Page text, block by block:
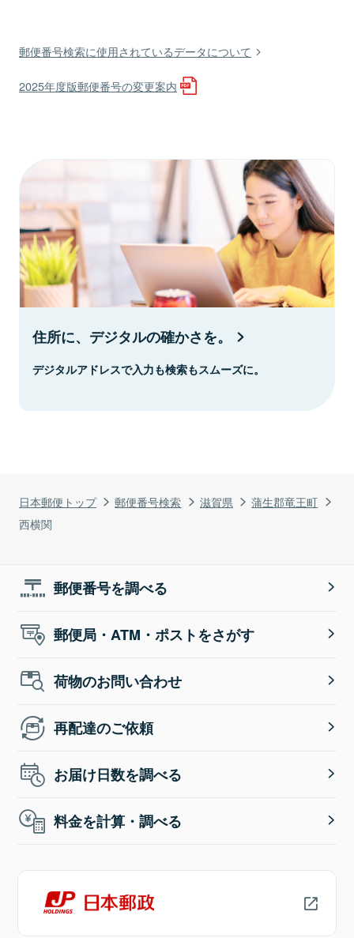
日本郵便トップ 郵便番号検索 滋賀県
蒲生郡竜王町
西横関
郵便番号検索に使用されているデータについて
2025年度版郵便番号の変更案内
住所に、デジタルの確かさを。
デジタルアドレスで入力も検索もスムーズに。
郵便番号を調べる
郵便局・ATM・ポストをさがす
荷物のお問い合わせ
再配達のご依頼
お届け日数を調べる
料金を計算・調べる